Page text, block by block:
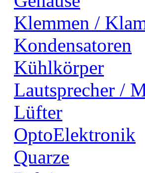
Klemmen /
Kondensatoren
Kühlkörper
Lautsprecher /
Lüfter
OptoElektronik
Quarze